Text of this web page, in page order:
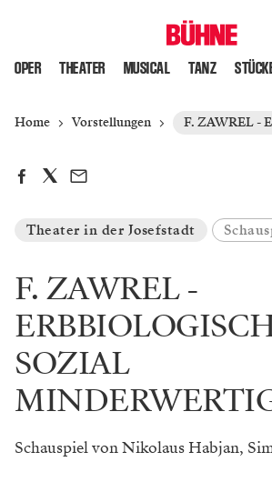
OPER THEATER MUSICAL TANZ
Home Vorstellungen F. ZAWREL -
Theater in der Josefstadt
F. ZAWREL -
SOZIAL
Schauspiel von Nikolaus Habjan,